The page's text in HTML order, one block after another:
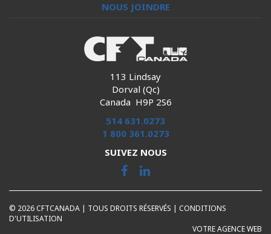
NOUS JOINDRE
113 Lindsay
Dorval (Qc)
Canada H9P 2S6
514 631.0273
1 800 361.0273
SUIVEZ NOUS
© 2026 CFTCANADA | TOUS DROITS RÉSERVÉS | CONDITIONS
D'UTILISATION
VOTRE AGENCE WEB